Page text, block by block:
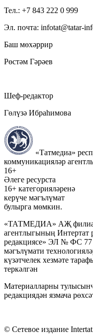
Тел.: +7 843 222 0 999
Эл. почта: infotat@tatar-
Баш мөхәррир
Рөстәм Гәрәев
Шеф-редактор
Гөлүзә Ибраһимова
«Татмедиа»
коммуникацияләр
16+
Әлеге ресурста
16+ категорияләренә
керүче мәгълүмат
булырга мөмкин.
«ТАТМЕДИА» АҖ
агентлыгының Интертат
редакциясе» ЭЛ № ФС 77
мәгълүмати
күзәтчелек хезмәте
теркәлгән
Материалларны
редакциядән язмача
© Сетевое издание